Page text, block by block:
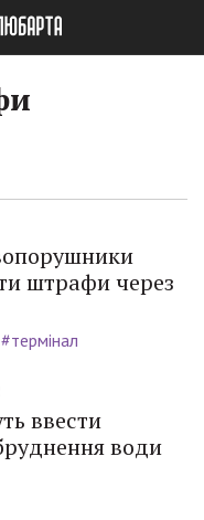
штрафи через
#термінал
ввести
води